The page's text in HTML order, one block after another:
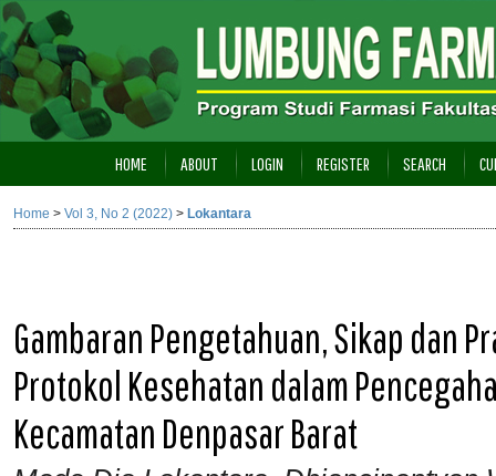
HOME ABOUT LOGIN REGISTER SEARCH
Home > Vol 3, No 2 (2022) > Lokantara
Gambaran Pengetahuan, Sikap dan
Protokol Kesehatan dalam
Kecamatan Denpasar Barat